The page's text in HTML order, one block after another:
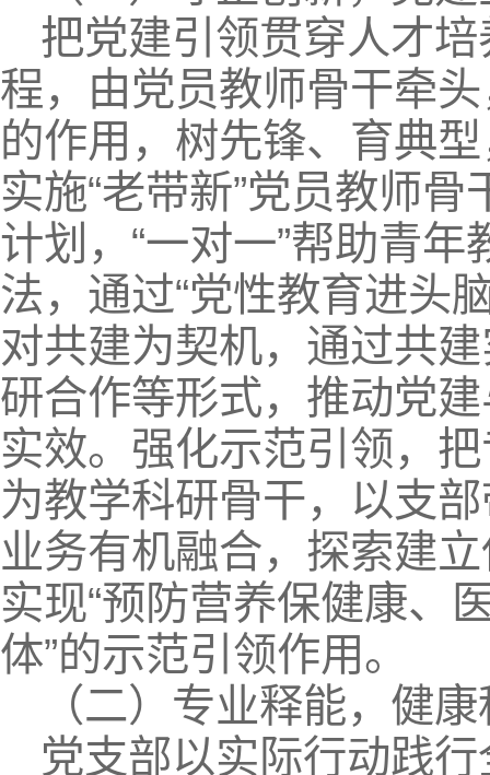
把党建引领贯穿人才
程，由党员教师骨干牵
的作用，树先锋、育典
实施“老带新”党员教师
计划，“一对一”帮助青年
法，通过“党性教育进头
对共建为契机，通过共
研合作等形式，推动党
实效。强化示范引领，
为教学科研骨干，以支
业务有机融合，探索建
实现“预防营养保健康、
体”的示范引领作用。
（二）专业释能，健
党支部以实际行动践